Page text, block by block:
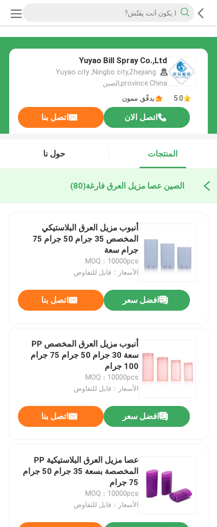
Yuyao Bill Spray Co.,Ltd
Yuyao city ,Ningbo city,Zhejiang
province.China,الصين
5.0
يدقّق ممون
اتصل الان اتصل بنا
المنتجات حول نا
الصين عصا مزيل العرق فارغة(80)
أنبوب مزيل العرق البلاستيكي
المخصص 35 جرام 50 جرام 75
جرام سعة
MOQ：10000pcs
الأسعار：قابل للتفاوض
افضل سعر اتصل بنا
أنبوب مزيل العرق المخصص PP
سعة 30 جرام 50 جرام 75 جرام
100 جرام
MOQ：10000pcs
الأسعار：قابل للتفاوض
افضل سعر اتصل بنا
عصا مزيل العرق البلاستيكية PP
المخصصة بسعة 35 جرام 50 جرام
75 جرام
MOQ：10000pcs
الأسعار：قابل للتفاوض